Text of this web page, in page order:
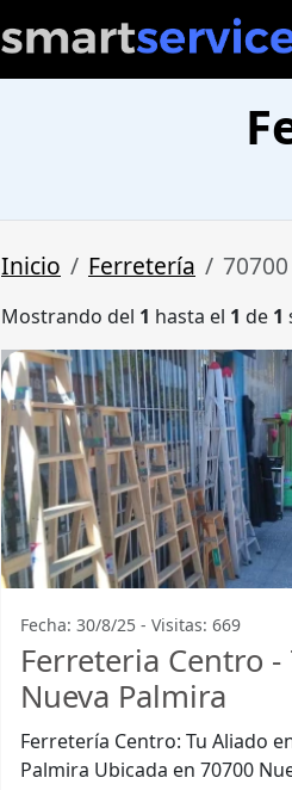
Inicio Ferretería
Mostrando del 1 hasta el 1 de 1
Fecha: 30/8/25 - Visitas: 669
Ferreteria Centro -
Nueva Palmira
Ferretería Centro: Tu Aliado
Palmira Ubicada en 70700 Nueva Palmira,